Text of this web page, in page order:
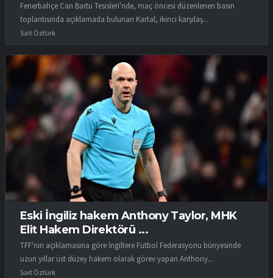
Fenerbahçe Can Bartu Tesisleri'nde, maç öncesi düzenlenen basın
toplantısında açıklamada bulunan Kartal, ikinci karşılaş...
Sait Öztürk
Eski İngiliz hakem Anthony Taylor, MHK
Elit Hakem Direktörü ...
TFF'nin açıklamasına göre İngiltere Futbol Federasyonu bünyesinde
uzun yıllar üst düzey hakem olarak görev yapan Anthony...
Sait Öztürk